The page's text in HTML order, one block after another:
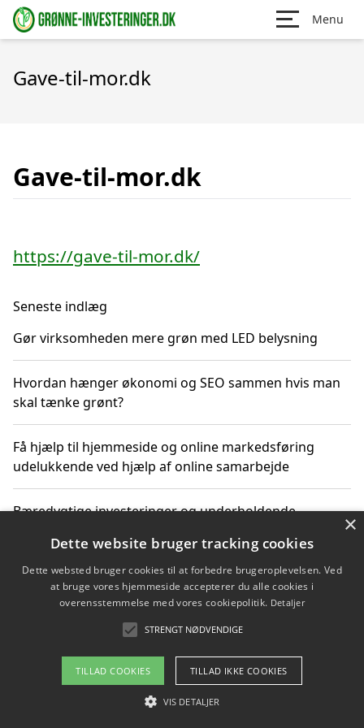
Menu
Gave-til-mor.dk
Gave-til-mor.dk
https://gave-til-mor.dk/
Seneste indlæg
Gør virksomheden mere grøn med LED belysning
Hvordan hænger økonomi og SEO sammen hvis man
skal tænke grønt?
Få hjælp til hjemmeside og online markedsføring
udelukkende ved hjælp af online samarbejde
Bæredygtige investeringer og underholdende
Sådan kan online møder for virksomheder fremme
grønne investeringer
Copyright 2026 - Pilanto Aps
Om / kontakt
×
Dette website bruger tracking cookies
Dette websted bruger cookies til at forbedre brugeroplevelsen. Ved
at bruge vores hjemmeside accepterer du alle cookies i
overensstemmelse med vores cookiepolitik. Detaljer
STRENGT NØDVENDIGE
TILLAD COOKIES TILLAD IKKE COOKIES
VIS DETALJER